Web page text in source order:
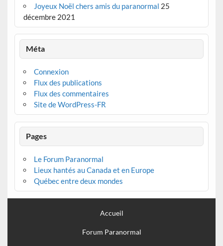
Joyeux Noël chers amis du paranormal 25
décembre 2021
Méta
Connexion
Flux des publications
Flux des commentaires
Site de WordPress-FR
Pages
Le Forum Paranormal
Lieux hantés au Canada et en Europe
Québec entre deux mondes
Accueil
Forum Paranormal